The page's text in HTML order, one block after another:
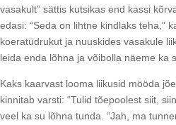
vasakult” sättis kutsikas end kassi
edasi: “Seda on lihtne kindlaks teha,”
koeratüdrukut ja nuuskides vasakule
leida enda lõhna ja võibolla näeme ka
Kaks kaarvast looma liikusid mööda
kinnitab varsti: “Tulid tõepoolest siit,
veel ka su lõhna tunda. “Jah, ma